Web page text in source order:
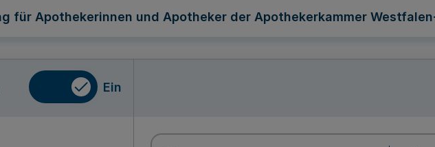
für Apothekerinnen und Apotheker der Apothekerkammer
Ein